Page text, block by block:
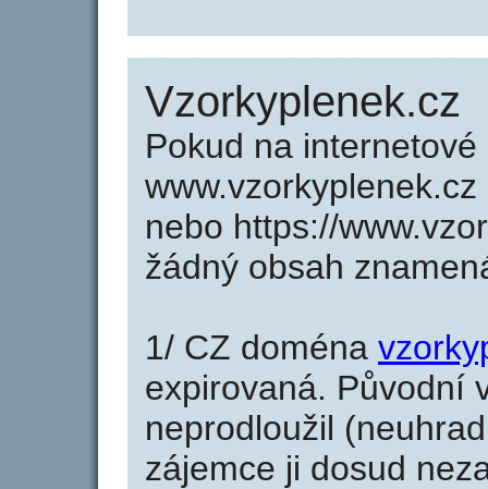
Vzorkyplenek.cz
Pokud na internetové
nebo https://
žádný obsah
1/ CZ doména
expirovaná. Původní
neprodloužil
zájemce ji dosud